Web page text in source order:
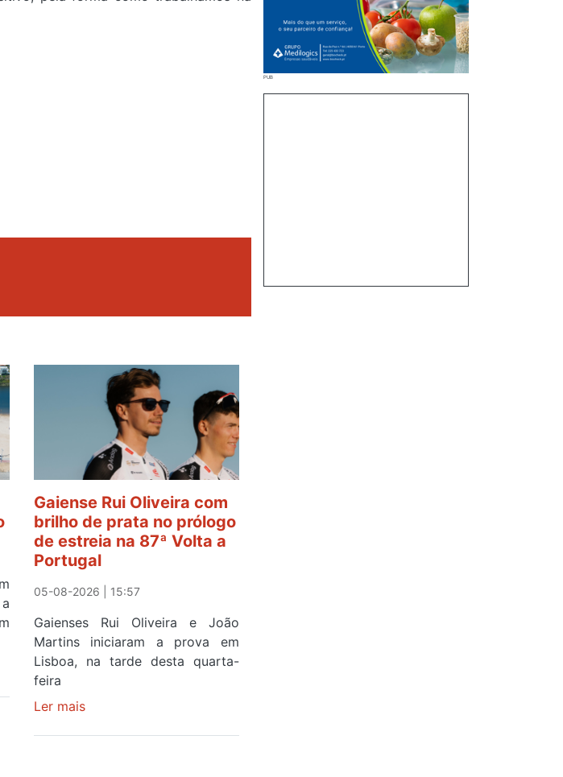
Gaiense Rui Oliveira com
brilho de prata no prólogo
de estreia na 87ª Volta a
Portugal
05-08-2026 | 15:57
Gaienses Rui Oliveira e João
Martins iniciaram a prova em
Lisboa, na tarde desta quarta-
feira
Ler maissobre